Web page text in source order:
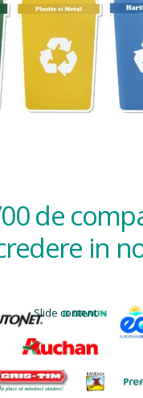
de
in
Slide content